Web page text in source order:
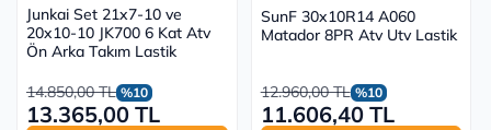
Junkai Set 21x7-10 ve
20x10-10 JK700 6 Kat Atv
Ön Arka Takım Lastik
14.850,00 TL %10
13.365,00 TL
SunF 30x10R14 A060
Matador 8PR Atv Utv Lastik
12.960,00 TL %10
11.606,40 TL